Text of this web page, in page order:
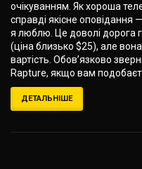
очікуванням. Як хороша
справді якісне
я люблю. Це доволі дорога
(ціна близько $25), але
вартість. Обов’язково
Rapture, якщо вам
ДЕТАЛЬНІШЕ